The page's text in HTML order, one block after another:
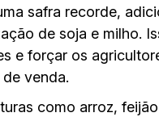
safra recorde,
de soja e milho.
e forçar os
venda.
como arroz,